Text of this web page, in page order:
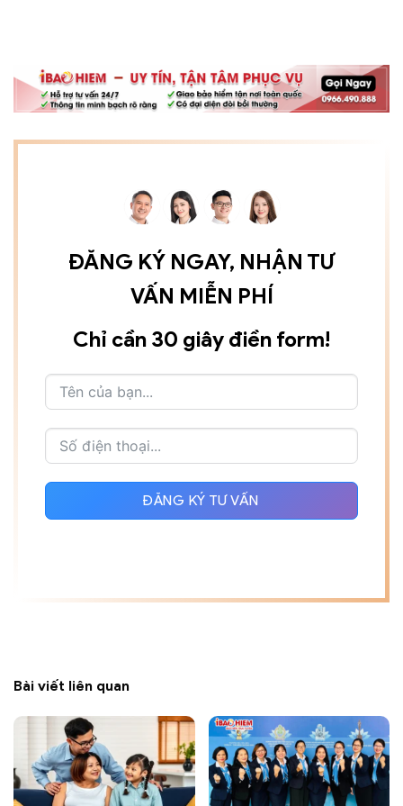
ĐĂNG KÝ NGAY, NHẬN TƯ
VẤN MIỄN PHÍ
Chỉ cần 30 giây điền form!
ĐĂNG KÝ TƯ VẤN
Bài viết liên quan